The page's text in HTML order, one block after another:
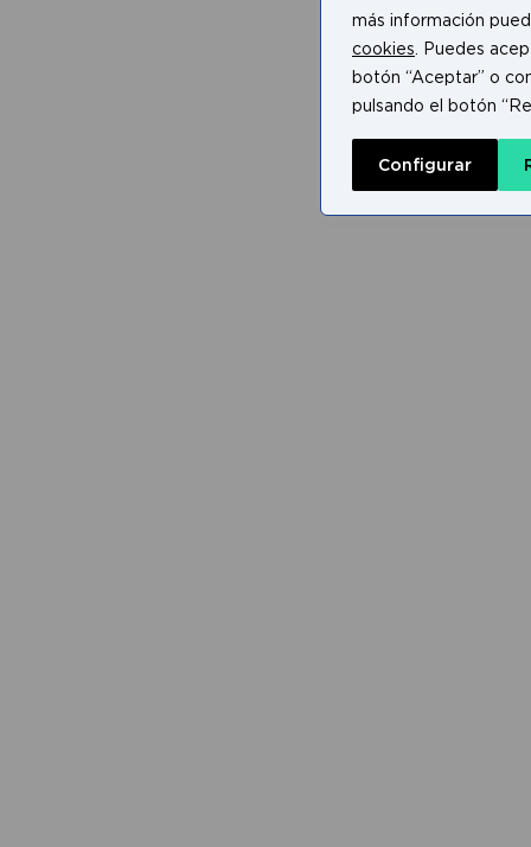
más información
cookies . Puedes
botón “Aceptar” o
pulsando el botón
Configurar